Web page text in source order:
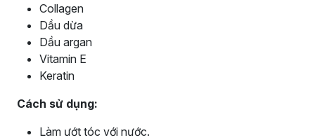
Collagen
Dầu dừa
Dầu argan
Vitamin E
Keratin
Cách sử dụng:
Làm ướt tóc với nước.